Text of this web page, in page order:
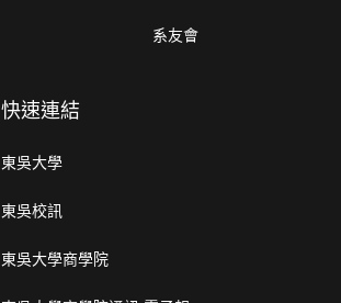
系友會
快速連結
東吳大學
東吳校訊
東吳大學商學院